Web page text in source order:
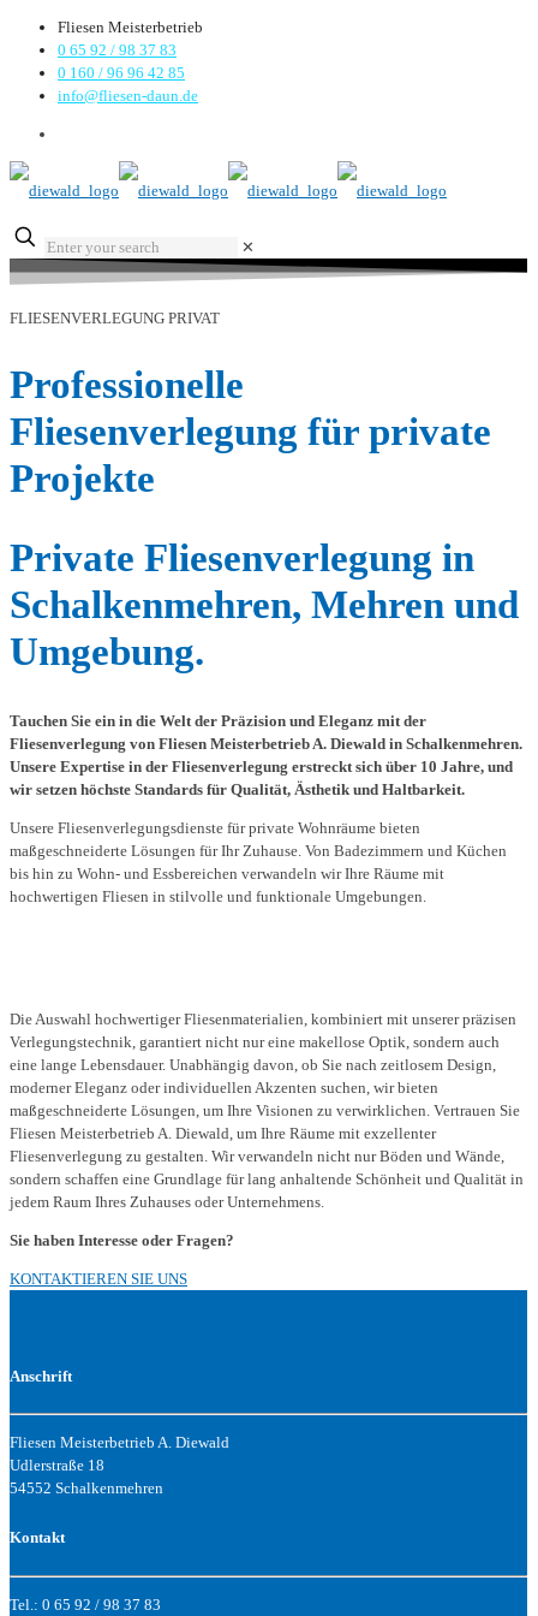
Fliesen Meisterbetrieb
0 65 92 / 98 37 83
0 160 / 96 96 42 85
info@fliesen-daun.de
✕
FLIESENVERLEGUNG PRIVAT
Professionelle
Fliesenverlegung für private
Projekte
Private Fliesenverlegung in
Schalkenmehren, Mehren und
Umgebung.
Tauchen Sie ein in die Welt der Präzision und Eleganz mit der
Fliesenverlegung von Fliesen Meisterbetrieb A. Diewald in Schalkenmehren.
Unsere Expertise in der Fliesenverlegung erstreckt sich über 10 Jahre, und
wir setzen höchste Standards für Qualität, Ästhetik und Haltbarkeit.
Unsere Fliesenverlegungsdienste für private Wohnräume bieten
maßgeschneiderte Lösungen für Ihr Zuhause. Von Badezimmern und Küchen
bis hin zu Wohn- und Essbereichen verwandeln wir Ihre Räume mit
hochwertigen Fliesen in stilvolle und funktionale Umgebungen.
Die Auswahl hochwertiger Fliesenmaterialien, kombiniert mit unserer präzisen
Verlegungstechnik, garantiert nicht nur eine makellose Optik, sondern auch
eine lange Lebensdauer. Unabhängig davon, ob Sie nach zeitlosem Design,
moderner Eleganz oder individuellen Akzenten suchen, wir bieten
maßgeschneiderte Lösungen, um Ihre Visionen zu verwirklichen. Vertrauen Sie
Fliesen Meisterbetrieb A. Diewald, um Ihre Räume mit exzellenter
Fliesenverlegung zu gestalten. Wir verwandeln nicht nur Böden und Wände,
sondern schaffen eine Grundlage für lang anhaltende Schönheit und Qualität in
jedem Raum Ihres Zuhauses oder Unternehmens.
Sie haben Interesse oder Fragen?
KONTAKTIEREN SIE UNS
Anschrift
Fliesen Meisterbetrieb A. Diewald
Udlerstraße 18
54552 Schalkenmehren
Kontakt
Tel.: 0 65 92 / 98 37 83